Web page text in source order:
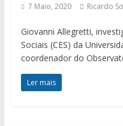
7 Maio, 2020 Ricardo
Giovanni Allegretti,
Sociais (CES) da
coordenador do
Ler mais